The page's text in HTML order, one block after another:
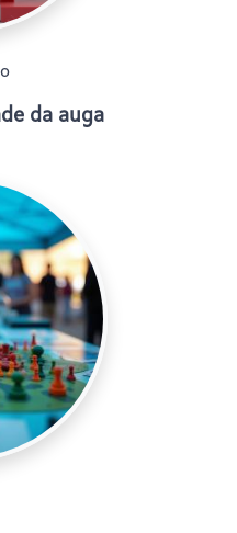
da auga